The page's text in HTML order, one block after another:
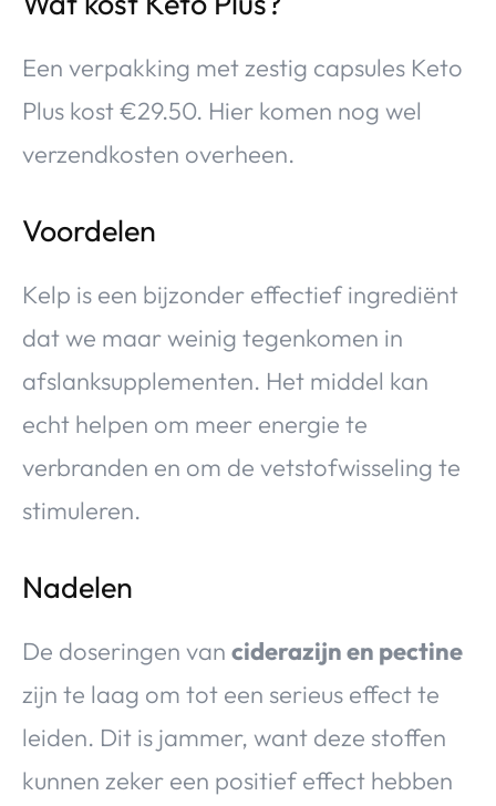
Een verpakking met zestig capsules Keto
Plus kost €29.50. Hier komen nog wel
verzendkosten overheen.
Voordelen
Kelp is een bijzonder effectief ingrediënt
dat we maar weinig tegenkomen in
afslanksupplementen. Het middel kan
echt helpen om meer energie te
verbranden en om de vetstofwisseling te
stimuleren.
Nadelen
De doseringen van ciderazijn en pectine
zijn te laag om tot een serieus effect te
leiden. Dit is jammer, want deze stoffen
kunnen zeker een positief effect hebben